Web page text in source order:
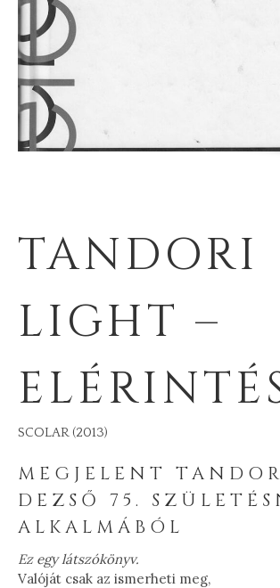
TANDORI
LIGHT –
SCOLAR (2013)
MEGJELENT
DEZSŐ 75.
ALKALMÁBÓL
Ez egy látszókönyv.
Valóját csak az ismerheti meg,